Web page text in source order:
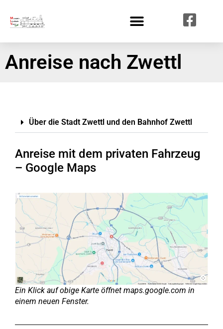
Anreise nach Zwettl
Über die Stadt Zwettl und den Bahnhof Zwettl
Anreise mit dem privaten Fahrzeug
– Google Maps
Ein Klick auf obige Karte öffnet maps.google.com in
einem neuen Fenster.